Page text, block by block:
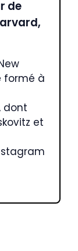
de
formé à
dont
et